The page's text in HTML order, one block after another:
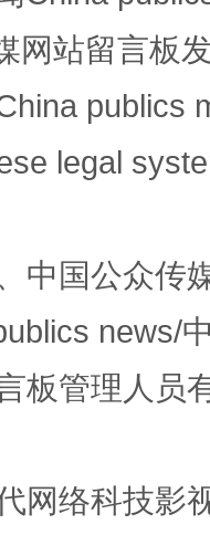
如何以
网站留言板
publics
legal
中国公众传
news/
板管理人员
网络科技影